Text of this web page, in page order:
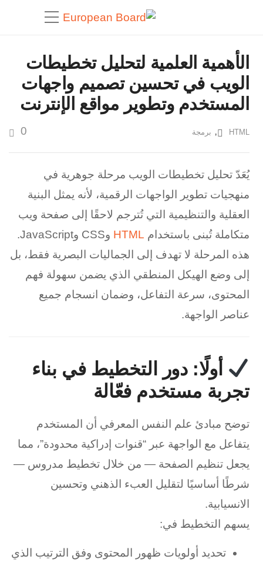
الأهمية العلمية لتحليل تخطيطات
الويب في تحسين تصميم واجهات
المستخدم وتطوير مواقع الإنترنت
HTML
, برمجة 0
يُعَدّ تحليل تخطيطات الويب مرحلة جوهرية في
منهجيات تطوير الواجهات الرقمية، لأنه يمثل البنية
العقلية والتنظيمية التي تُترجم لاحقًا إلى صفحة ويب
متكاملة تُبنى باستخدام HTML
وCSS وJavaScript.
هذه المرحلة لا تهدف إلى الجماليات البصرية فقط، بل
إلى وضع الهيكل المنطقي الذي يضمن سهولة فهم
المحتوى، سرعة التفاعل، وضمان انسجام جميع
عناصر الواجهة.
أولًا: دور التخطيط في بناء
تجربة مستخدم فعّالة
توضح مبادئ علم النفس المعرفي أن المستخدم
يتفاعل مع الواجهة عبر “قنوات إدراكية محدودة”، مما
يجعل تنظيم الصفحة — من خلال تخطيط مدروس —
شرطًا أساسيًا لتقليل العبء الذهني وتحسين
الانسيابية.
يسهم التخطيط في:
تحديد أولويات ظهور المحتوى وفق الترتيب الذي